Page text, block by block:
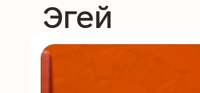
Эгей